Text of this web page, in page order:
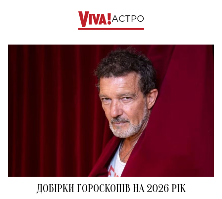
АСТРО
ДОБІРКИ ГОРОСКОПІВ НА 2026 РІК